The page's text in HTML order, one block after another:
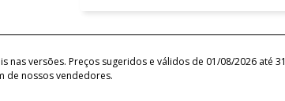
versões. Preços sugeridos e válidos de 01/08/2026 até
de nossos vendedores.